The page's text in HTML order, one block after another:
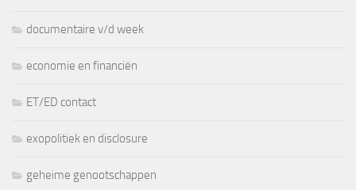
documentaire v/d week
economie en financiën
ET/ED contact
exopolitiek en disclosure
geheime genootschappen